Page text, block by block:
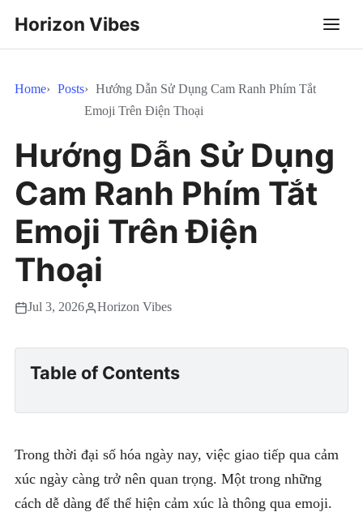
Horizon Vibes
Home Posts
Hướng Dẫn Sử Dụng Cam Ranh Phím Tắt
Emoji Trên Điện Thoại
Hướng Dẫn Sử Dụng
Cam Ranh Phím Tắt
Emoji Trên Điện
Thoại
Jul 3, 2026 Horizon Vibes
Table of Contents
Trong thời đại số hóa ngày nay, việc giao tiếp qua cảm
xúc ngày càng trở nên quan trọng. Một trong những
cách dễ dàng để thể hiện cảm xúc là thông qua emoji.